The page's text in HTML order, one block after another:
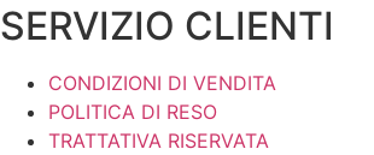
SERVIZIO CLIENTI
CONDIZIONI DI VENDITA
POLITICA DI RESO
TRATTATIVA RISERVATA